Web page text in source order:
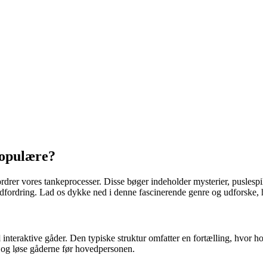
vores tankeprocesser. Disse bøger indeholder mysterier,
Lad os dykke ned i denne fascinerende genre og
gåder. Den typiske struktur omfatter en fortælling, hvor
løse gåderne før hovedpersonen.